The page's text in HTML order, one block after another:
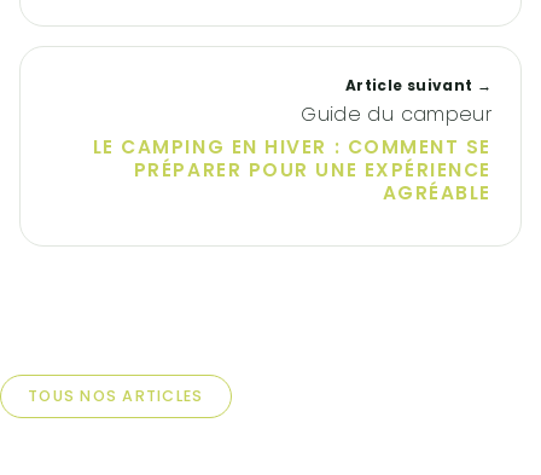
Article suivant →
Guide du campeur
LE CAMPING EN HIVER : COMMENT SE
PRÉPARER POUR UNE EXPÉRIENCE
AGRÉABLE
TOUS NOS ARTICLES